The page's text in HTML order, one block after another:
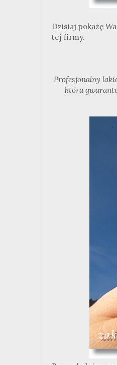
Dzisiaj pokażę
tej firmy.
Profesjonalny
która